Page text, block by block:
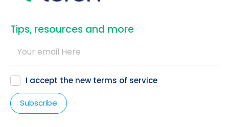
​Tips, resources and more
I accept the new terms of service